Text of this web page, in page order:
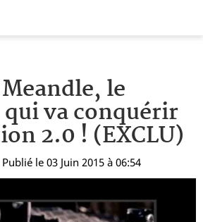
le
va conquérir
2.0 ! (EXCLU)
le 03 Juin 2015 à 06:54